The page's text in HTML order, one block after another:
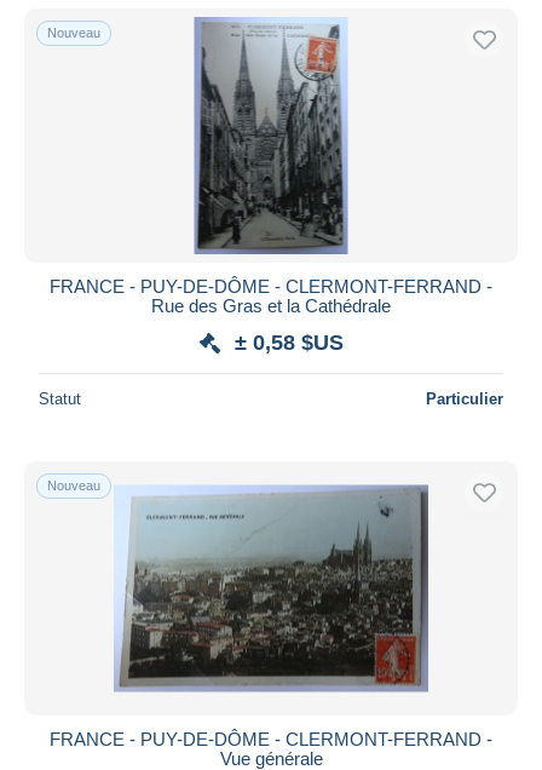
Nouveau
FRANCE - PUY-DE-DÔME - CLERMONT-FERRAND -
Rue des Gras et la Cathédrale
± 0,58 $US
Statut Particulier
Nouveau
FRANCE - PUY-DE-DÔME - CLERMONT-FERRAND -
Vue générale